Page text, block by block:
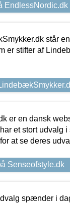
EndlessNordic.dk
står
er stifter af
er en dansk
et stort udvalg
at se deres
Senseofstyle.dk
spænder i